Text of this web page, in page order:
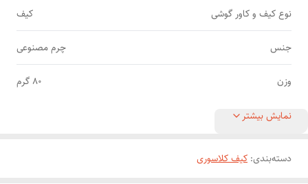
نوع کیف و کاور گوشی کیف
جنس چرم مصنوعی
وزن 80 گرم
نمایش بیشتر
دسته‌بندی: کیف کلاسوری